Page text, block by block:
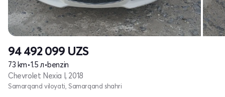
94 492 099 UZS
73 km•1.5 л•benzin
Chevrolet Nexia I, 2018
Samarqand viloyati, Samarqand shahri